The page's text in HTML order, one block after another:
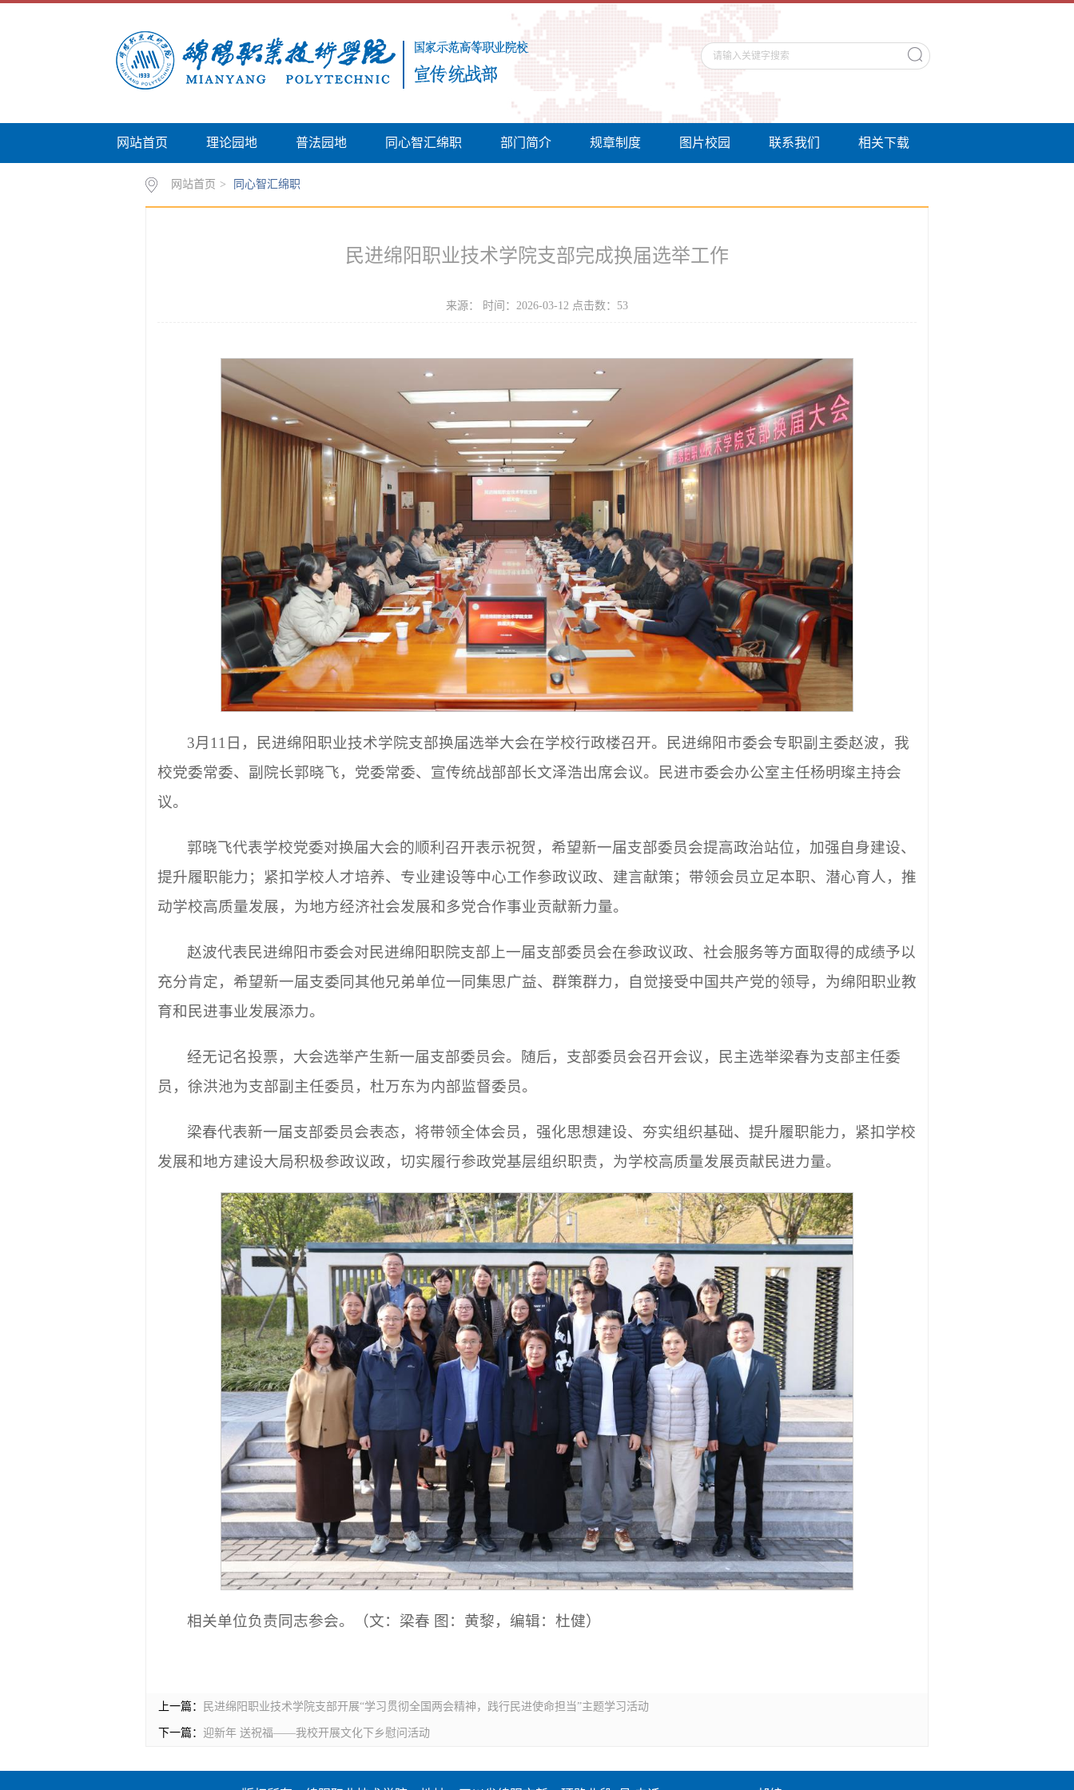
网站首页 理论园地 普法园地 同心智汇绵职 部门简介 规章制度 图片校园 联系我们 相关下载
网站首页 > 同心智汇绵职
民进绵阳职业技术学院支部完成换届选举工作
来源： 时间：2026-03-12 点击数： 53
3月11日，民进绵阳职业技术学院支部换届选举大会在学校行政楼召开。民进绵阳市委会专职副主委赵波，我
校党委常委、副院长郭晓飞，党委常委、宣传统战部部长文泽浩出席会议。民进市委会办公室主任杨明璨主持会
议。
郭晓飞代表学校党委对换届大会的顺利召开表示祝贺，希望新一届支部委员会提高政治站位，加强自身建设、
提升履职能力；紧扣学校人才培养、专业建设等中心工作参政议政、建言献策；带领会员立足本职、潜心育人，推
动学校高质量发展，为地方经济社会发展和多党合作事业贡献新力量。
赵波代表民进绵阳市委会对民进绵阳职院支部上一届支部委员会在参政议政、社会服务等方面取得的成绩予以
充分肯定，希望新一届支委同其他兄弟单位一同集思广益、群策群力，自觉接受中国共产党的领导，为绵阳职业教
育和民进事业发展添力。
经无记名投票，大会选举产生新一届支部委员会。随后，支部委员会召开会议，民主选举梁春为支部主任委
员，徐洪池为支部副主任委员，杜万东为内部监督委员。
梁春代表新一届支部委员会表态，将带领全体会员，强化思想建设、夯实组织基础、提升履职能力，紧扣学校
发展和地方建设大局积极参政议政，切实履行参政党基层组织职责，为学校高质量发展贡献民进力量。
相关单位负责同志参会。（文：梁春 图：黄黎，编辑：杜健）
上一篇： 民进绵阳职业技术学院支部开展“学习贯彻全国两会精神，践行民进使命担当”主题学习活动
下一篇： 迎新年 送祝福——我校开展文化下乡慰问活动